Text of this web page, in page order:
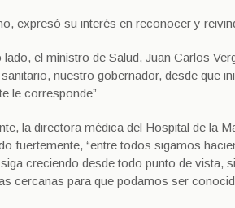
expresó su interés en reconocer y
el ministro de Salud, Juan Carlos
nuestro gobernador, desde que
le corresponde”
la directora médica del Hospital de la
fuertemente, “entre todos sigamos
creciendo desde todo punto de vista,
cercanas para que podamos ser